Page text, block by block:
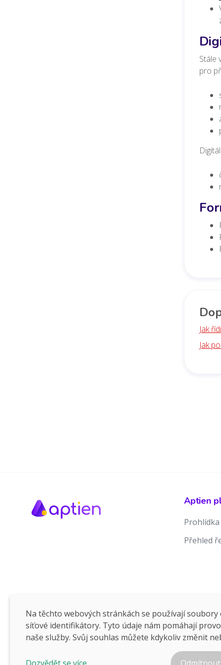
Stále
pro
Jak
Jak
Aptien
Prohlídka
Přehled
Na těchto webových stránkách se používají soubory
síťové identifikátory. Tyto údaje nám pomáhají
naše služby. Svůj souhlas můžete kdykoliv změnit